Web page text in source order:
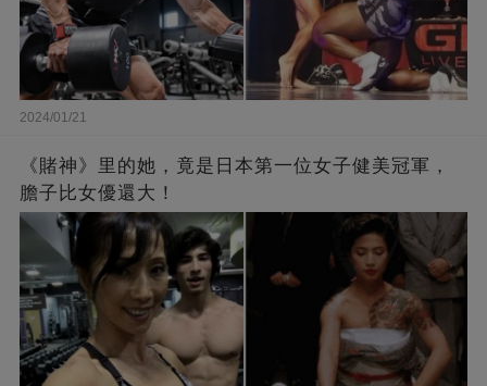
2024/01/21
《賭神》里的她，竟是日本第一位女子健美冠軍，
膽子比女優還大！